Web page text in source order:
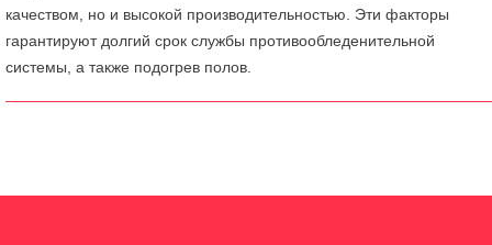
качеством, но и высокой производительностью. Эти факторы
гарантируют долгий срок службы противообледенительной
системы, а также подогрев полов.